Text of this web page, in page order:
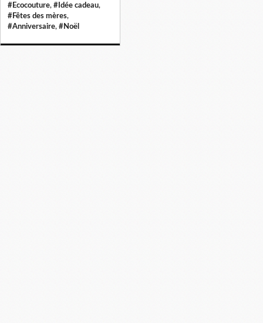
#Ecocouture, #Idée cadeau,
#Fêtes des mères,
#Anniversaire, #Noël